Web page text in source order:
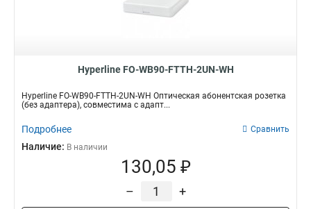
Hyperline FO-WB90-FTTH-2UN-WH
Hyperline FO-WB90-FTTH-2UN-WH Оптическая абонентская розетка
(без адаптера), совместима с адапт...
Подробнее Сравнить
Наличие: В наличии
130,05 ₽
– +